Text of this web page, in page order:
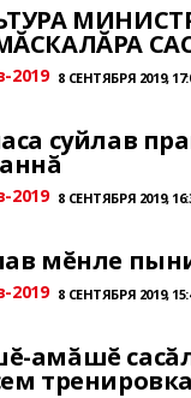
2019 8 СЕНТЯБРЯ 2019,
суйлав
2019 8 СЕНТЯБРЯ 2019,
мĕнле
2019 8 СЕНТЯБРЯ 2019,
амăшĕ